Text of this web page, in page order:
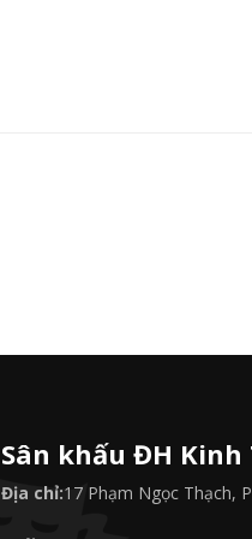
Sân khấu ĐH Kinh
Địa chỉ:17 Phạm Ngọc Thạch,